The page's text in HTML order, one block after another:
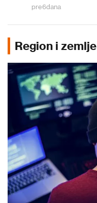
pre6dana
Region i zemlje